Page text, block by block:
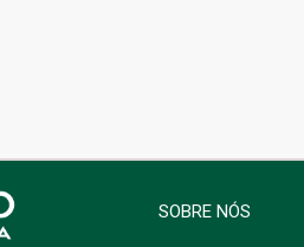
SOBRE NÓS